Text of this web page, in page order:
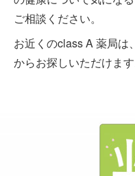
ご相談ください。
お近くのclass A 薬局は
からお探しいただけます